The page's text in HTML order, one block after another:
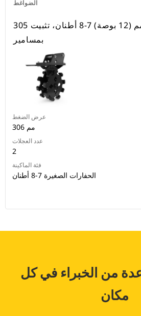
الضواغط
305 مم (12 بوصة) 7-8 أطنان، تثبيت
بمسامير
عرض الضغط
306 مم
عدد العجلات
2
فئة الماكينة
الحفارات الصغيرة 7-8 أطنان
من الخبراء في كل
مكان